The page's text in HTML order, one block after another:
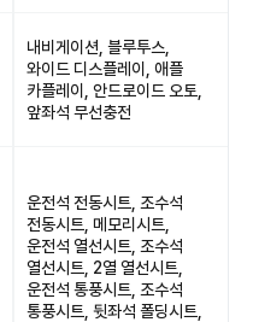
내비게이션, 블루투스,
와이드 디스플레이, 애플
카플레이, 안드로이드 오토,
앞좌석 무선충전
운전석 전동시트, 조수석
전동시트, 메모리시트,
운전석 열선시트, 조수석
열선시트, 2열 열선시트,
운전석 통풍시트, 조수석
통풍시트, 뒷좌석 폴딩시트,